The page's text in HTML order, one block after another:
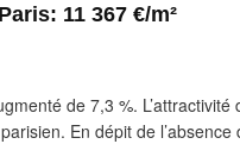
11 367 €/m²
de 7,3 %.
En dépit de l’absence